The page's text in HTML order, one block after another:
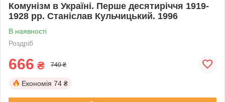
Комунізм в Україні. Перше десятиріччя 1919-
1928 рр. Станіслав Кульчицький. 1996
В наявності
Роздріб
666 ₴ 740 ₴
Економія 74 ₴